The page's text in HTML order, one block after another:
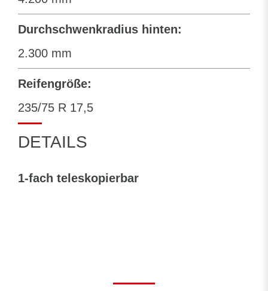
Durchschwenkradius hinten:
2.300 mm
Reifengröße:
235/75 R 17,5
DETAILS
1-fach teleskopierbar